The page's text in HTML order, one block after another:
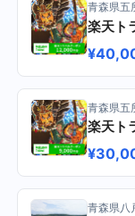
青森県五
楽天ト
青森県五
楽天ト
青森県八